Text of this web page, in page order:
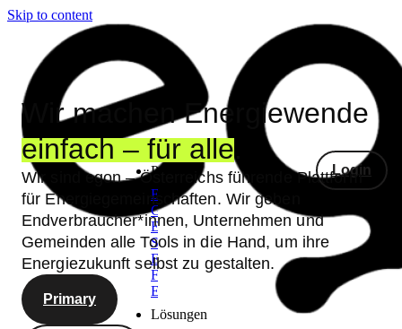
Skip to content
Produkte
Energiegemeinschaften
Gemeinschaftliche
Erzeugungsanlagen
Smongle®
Echtzeitdaten
Fronius
Echtzeitdaten
Lösungen
Login
Wir machen Energiewende
einfach – für alle
Wir sind egon – Österreichs führende Plattform
für Energiegemeinschaften. Wir geben
Endverbraucher*innen, Unternehmen und
Gemeinden alle Tools in die Hand, um ihre
Energiezukunft selbst zu gestalten.
Primary